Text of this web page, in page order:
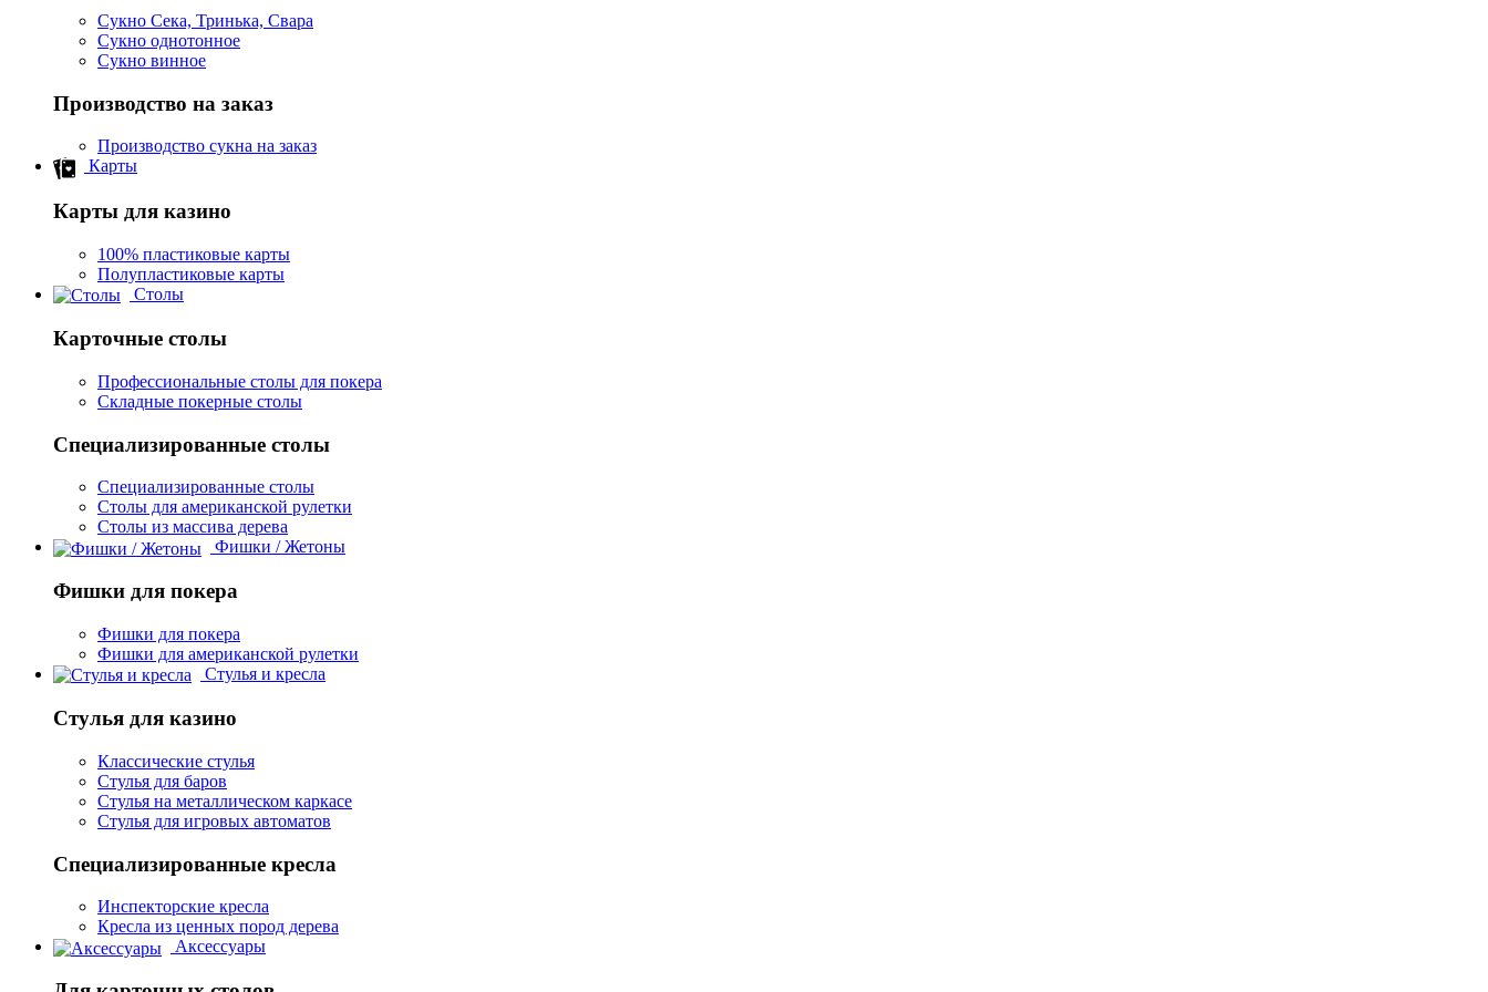
Сукно Сека, Тринька, Свара
Сукно однотонное
Сукно винное
Производство на заказ
Производство сукна на заказ
Карты
Карты для казино
100% пластиковые карты
Полупластиковые карты
Столы
Карточные столы
Профессиональные столы для покера
Складные покерные столы
Специализированные столы
Специализированные столы
Столы для американской рулетки
Столы из массива дерева
Фишки / Жетоны
Фишки для покера
Фишки для покера
Фишки для американской рулетки
Стулья и кресла
Стулья для казино
Классические стулья
Стулья для баров
Стулья на металлическом каркасе
Стулья для игровых автоматов
Специализированные кресла
Инспекторские кресла
Кресла из ценных пород дерева
Аксессуары